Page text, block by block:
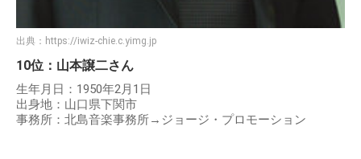
出典： https://iwiz-chie.c.yimg.jp
10位：山本譲二さん
生年月日：1950年2月1日
出身地：山口県下関市
事務所：北島音楽事務所→ジョージ・プロモーション